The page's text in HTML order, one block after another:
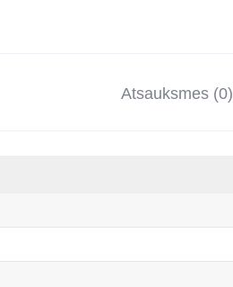
Atsauksmes (0)